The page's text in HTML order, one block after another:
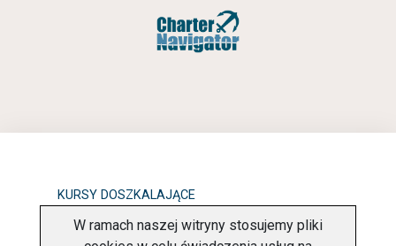
KURSY DOSZKALAJĄCE
OBOWIĄZEK INFORMACYJNY
W ramach naszej witryny stosujemy pliki